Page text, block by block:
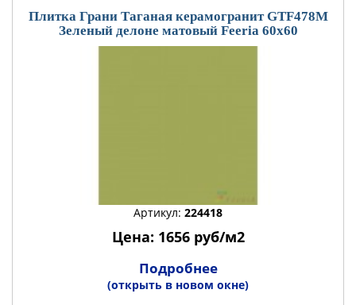
Плитка Грани Таганая керамогранит GTF478М
Зеленый делоне матовый Feeria 60x60
Артикул: 224418
Цена: 1656 руб/м2
Подробнее
(открыть в новом окне)